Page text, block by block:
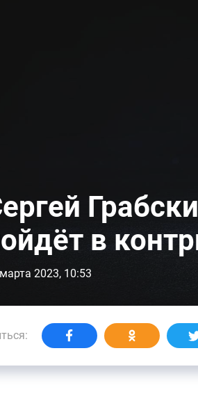
в
2023, 10:53